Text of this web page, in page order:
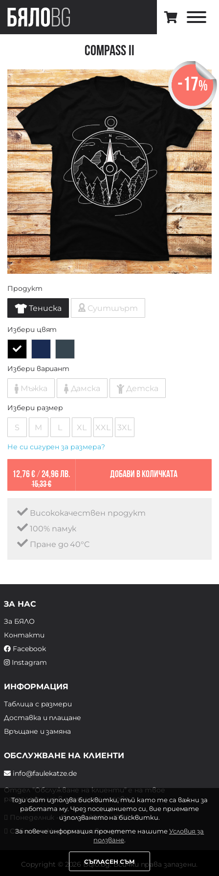
Compass II
-17%
Продукт
Тениска Суитшърт
Избери цвят
Избери вариант
Мъжка Дамска Детска
Избери размер
S M L XL XXL 3XL
Не си сигурен за размера?
12,76 €/ 24,96 лв.
15,33 €
Добави в количката
Висококачествен продукт
100% памук
Пране до 40°C
ЗА НАС
За БЯЛО
Контакти
Facebook
Instagram
ИНФОРМАЦИЯ
Таблица с размери
Доставка и плащане
Връщане и замяна
ОБСЛУЖВАНЕ НА КЛИЕНТИ
info@faulekatze.de
Отдел "Обслужване на клиенти" е на твое
разположение в следните часове:
Понеделник - Петък: 10:00 - 19:00 ч.
Събота и Неделя: почивен ден
Copyright © 2026 Bqlo.bg. Всички права запазени.
Този сайт използва бисквитки, тъй като те са важни за
работата му. Чрез посещението си, вие приемате
използването на бисквитки.
За повече информация прочетете нашитеУсловия за
ползване.
СЪГЛАСЕН СЪМ